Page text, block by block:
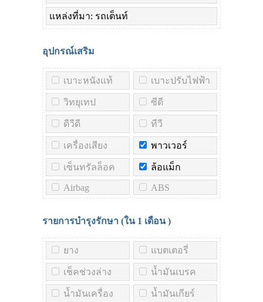
แหล่งที่มา: รถเต็นท์
อุปกรณ์เสริม
เบาะหนังแท้ เบาะปรับไฟฟ้า
วิทยุเทป ซีดี
ดีวีดี ทีวี
เครื่องเสียง พาวเวอร์
เซ็นทรัลล็อค ล้อแม็ก
Airbag ABS
รายการบำรุงรักษา (ใน 1 เดือน)
ยาง แบตเตอรี่
เช็คช่วงล่าง น้ำมันเบรค
น้ำมันเครื่อง น้ำมันเกียร์